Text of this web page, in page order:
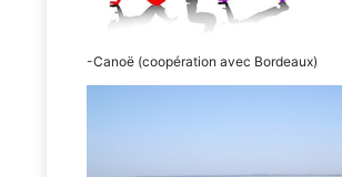
-Canoë (coopération avec Bordeaux)